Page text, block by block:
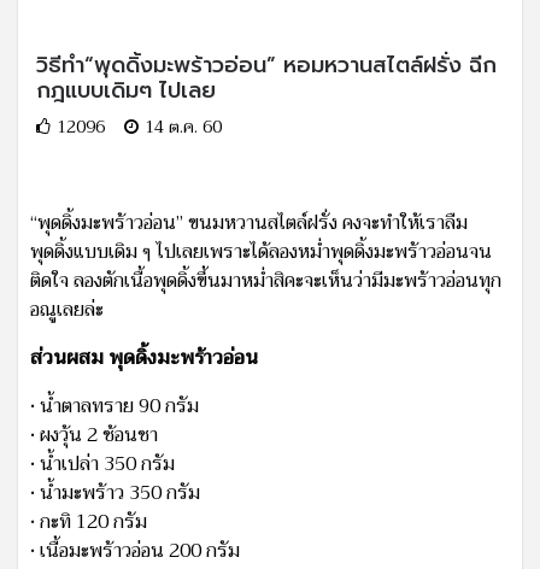
วิธีทำ“พุดดิ้งมะพร้าวอ่อน” หอมหวานสไตล์ฝรั่ง ฉีก
กฎแบบเดิมๆ ไปเลย
12096 14 ต.ค. 60
“พุดดิ้งมะพร้าวอ่อน” ขนมหวานสไตล์ฝรั่ง คงจะทำให้เราลืม
พุดดิ้งแบบเดิม ๆ ไปเลยเพราะได้ลองหม่ำพุดดิ้งมะพร้าวอ่อนจน
ติดใจ ลองตักเนื้อพุดดิ้งขึ้นมาหม่ำสิคะจะเห็นว่ามีมะพร้าวอ่อนทุก
อณูเลยล่ะ
ส่วนผสม พุดดิ้งมะพร้าวอ่อน
•​ ​น้ำตาลทราย 90 กรัม
•​ ​ผงวุ้น 2 ช้อนชา
•​ ​น้ำเปล่า 350 กรัม
•​ ​น้ำมะพร้าว 350 กรัม
•​ ​กะทิ 120 กรัม
•​ ​เนื้อมะพร้าวอ่อน 200 กรัม